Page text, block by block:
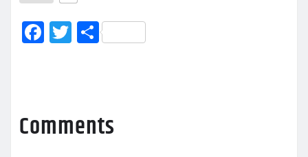
F
a
b
o
T
w
r
Μ
οι
σ
τ
Comments